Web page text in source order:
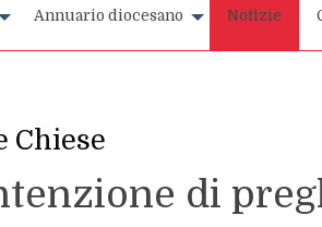
Annuario diocesano Notizie
Chiese
di